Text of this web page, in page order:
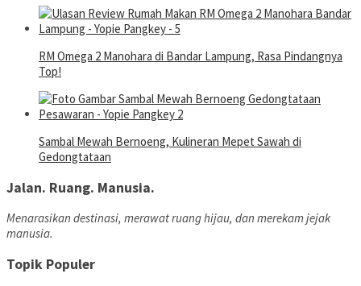
RM Omega 2 Manohara di Bandar Lampung, Rasa Pindangnya
Top!
Sambal Mewah Bernoeng, Kulineran Mepet Sawah di
Gedongtataan
Jalan. Ruang. Manusia.
Menarasikan destinasi, merawat ruang hijau, dan merekam jejak
manusia.
Topik Populer